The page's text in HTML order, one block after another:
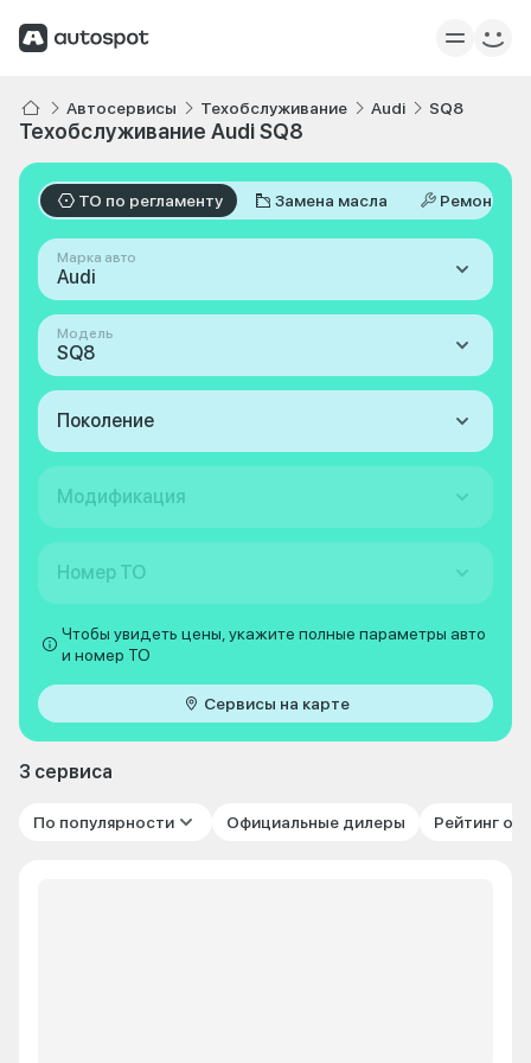
Автосервисы Техобслуживание Audi SQ8
Техобслуживание Audi SQ8
ТО по регламенту Замена масла Ремонт
Марка авто
Audi
Модель
SQ8
Поколение
Модификация
Номер ТО
Чтобы увидеть цены, укажите полные параметры авто
и номер ТО
Сервисы на карте
3 сервиса
По популярности Официальные дилеры Рейтинг